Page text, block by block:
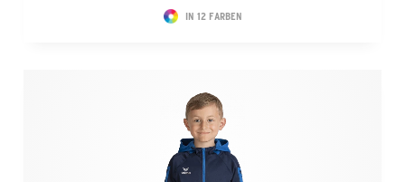
IN 12 FARBEN